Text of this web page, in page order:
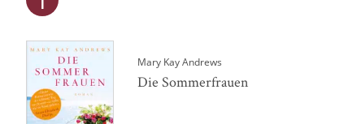
Mary Kay Andrews
Die Sommerfrauen